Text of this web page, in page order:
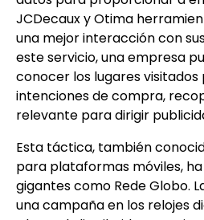
JCDecaux y Otima
una mejor interacción con
este servicio, una empresa
conocer los lugares visitados
intenciones de compra,
relevante para dirigir
Esta táctica, también
para plataformas móviles,
gigantes como Rede Globo.
una campaña en los relojes